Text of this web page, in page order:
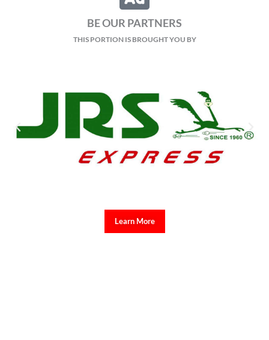
BE OUR PARTNERS
THIS PORTION IS BROUGHT YOU BY
Learn More